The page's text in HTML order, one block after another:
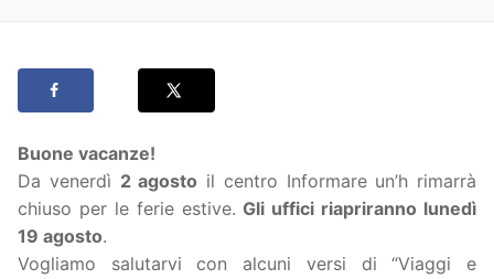
Buone vacanze!
Da venerdì 2 agosto il centro Informare un’h rimarrà
chiuso per le ferie estive. Gli uffici riapriranno lunedì
19 agosto.
Vogliamo salutarvi con alcuni versi di “Viaggi e